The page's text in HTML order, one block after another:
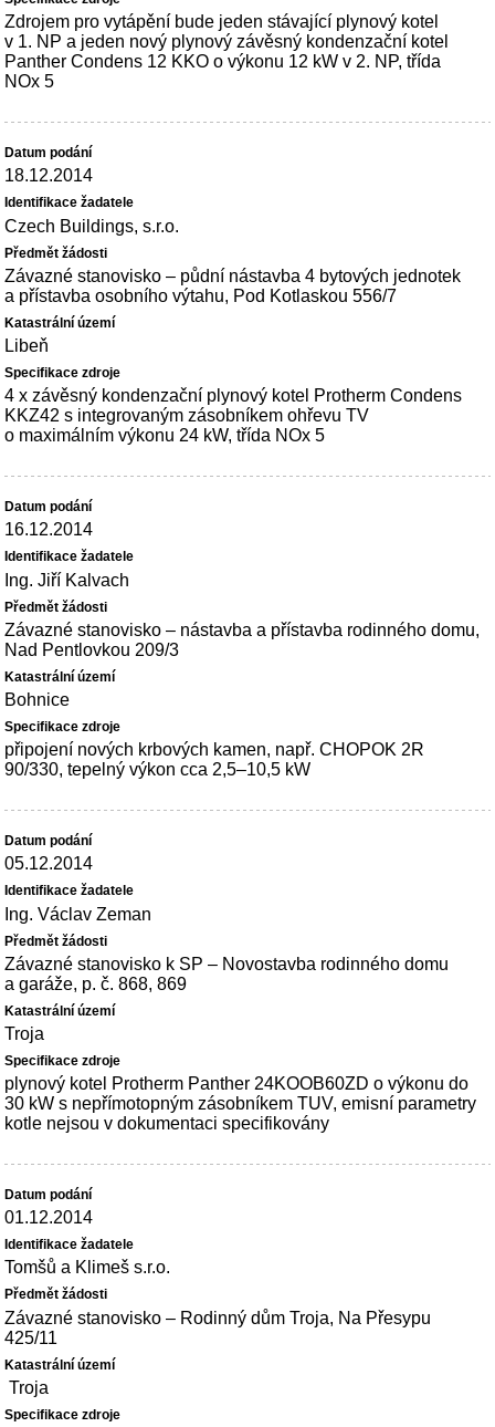
Zdrojem pro vytápění bude jeden stávající plynový kotel
v 1. NP a jeden nový plynový závěsný kondenzační kotel
Panther Condens 12 KKO o výkonu 12 kW v 2. NP, třída
NOx 5
18.12.2014
Czech Buildings, s.r.o.
Závazné stanovisko – půdní nástavba 4 bytových jednotek
a přístavba osobního výtahu, Pod Kotlaskou 556/7
Libeň
4 x závěsný kondenzační plynový kotel Protherm Condens
KKZ42 s integrovaným zásobníkem ohřevu TV
o maximálním výkonu 24 kW, třída NOx 5
16.12.2014
Ing. Jiří Kalvach
Závazné stanovisko – nástavba a přístavba rodinného domu,
Nad Pentlovkou 209/3
Bohnice
připojení nových krbových kamen, např. CHOPOK 2R
90/330, tepelný výkon cca 2,5–10,5 kW
05.12.2014
Ing. Václav Zeman
Závazné stanovisko k SP – Novostavba rodinného domu
a garáže, p. č. 868, 869
Troja
plynový kotel Protherm Panther 24KOOB60ZD o výkonu do
30 kW s nepřímotopným zásobníkem TUV, emisní parametry
kotle nejsou v dokumentaci specifikovány
01.12.2014
Tomšů a Klimeš s.r.o.
Závazné stanovisko – Rodinný dům Troja, Na Přesypu
425/11
Troja